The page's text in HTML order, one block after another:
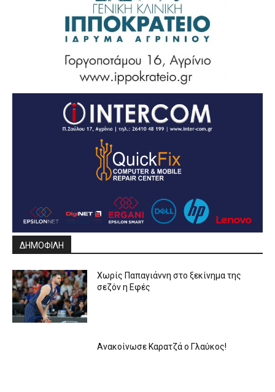
ΔΗΜΟΦΙΛΗ
Χωρίς Παπαγιάννη στο ξεκίνημα της
σεζόν η Εφές
Ανακοίνωσε Καρατζά ο Γλαύκος!